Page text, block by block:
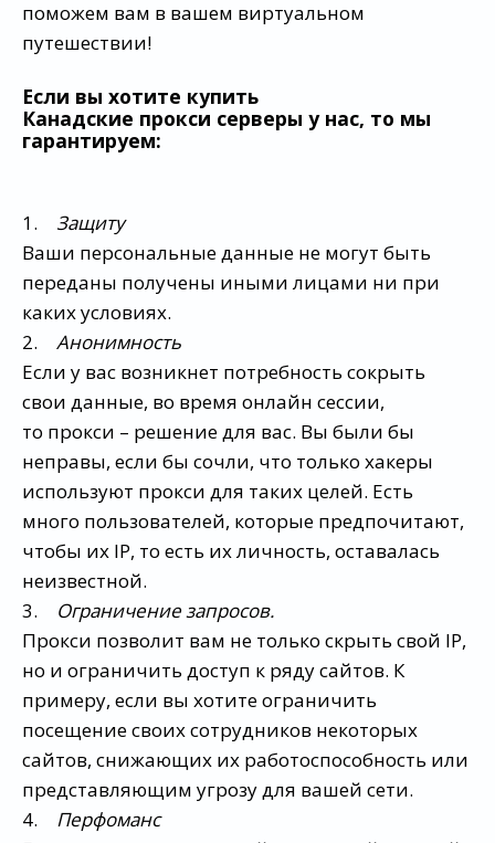
поможем вам в вашем виртуальном
путешествии!
Если вы хотите купить
Канадские прокси серверы у нас, то мы
гарантируем:
1. Защиту
Ваши персональные данные не могут быть
переданы получены иными лицами ни при
каких условиях.
2. Анонимность
Если у вас возникнет потребность сокрыть
свои данные, во время онлайн сессии,
то прокси – решение для вас. Вы были бы
неправы, если бы сочли, что только хакеры
используют прокси для таких целей. Есть
много пользователей, которые предпочитают,
чтобы их IP, то есть их личность, оставалась
неизвестной.
3. Ограничение запросов.
Прокси позволит вам не только скрыть свой IP,
но и ограничить доступ к ряду сайтов. К
примеру, если вы хотите ограничить
посещение своих сотрудников некоторых
сайтов, снижающих их работоспособность или
представляющим угрозу для вашей сети.
4. Перфоманс